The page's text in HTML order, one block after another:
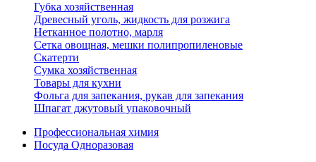
Губка хозяйственная
Древесный уголь, жидкость для розжига
Нетканное полотно, марля
Сетка овощная, мешки полипропиленовые
Скатерти
Сумка хозяйственная
Товары для кухни
Фольга для запекания, рукав для запекания
Шпагат джутовый упаковочный
Профессиональная химия
Посуда Одноразовая